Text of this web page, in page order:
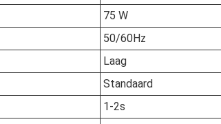
75 W
50/60Hz
Laag
Standaard
1-2s